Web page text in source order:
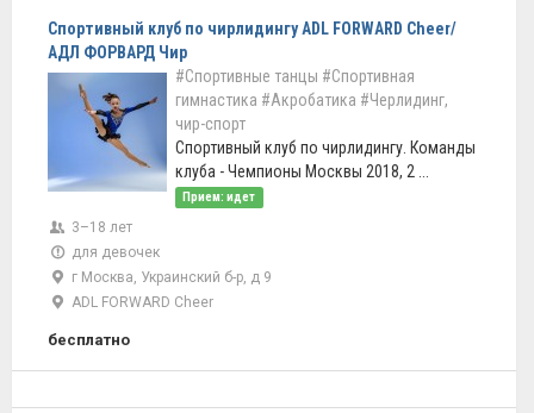
Спортивный клуб по чирлидингу ADL FORWARD Cheer/
АДЛ ФОРВАРД Чир
#Спортивные танцы #Спортивная
гимнастика #Акробатика #Черлидинг,
чир-спорт
Спортивный клуб по чирлидингу. Команды
клуба - Чемпионы Москвы 2018, 2 ...
Прием: идет
3–18 лет
для девочек
г Москва, Украинский б-р, д 9
ADL FORWARD Cheer
бесплатно